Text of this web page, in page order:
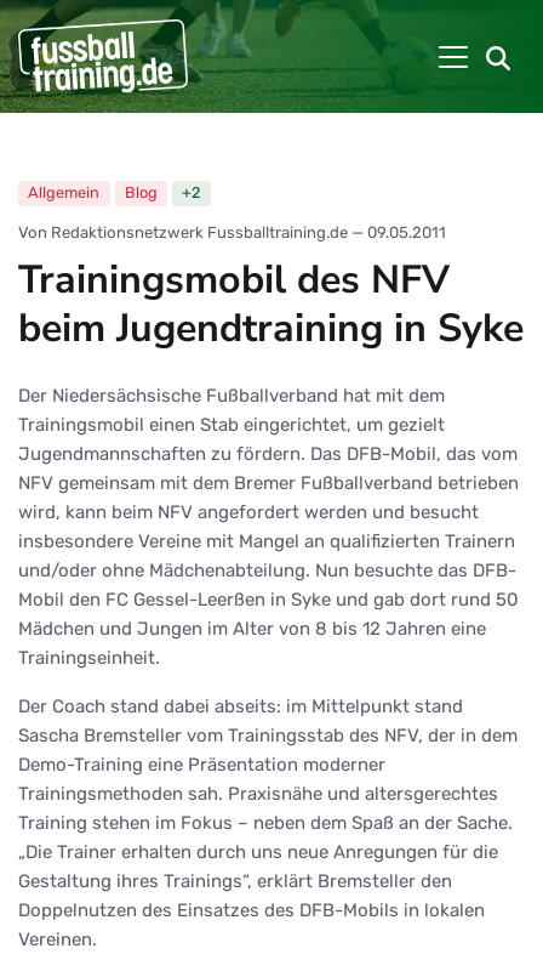
Allgemein Blog +2
Von Redaktionsnetzwerk Fussballtraining.de — 09.05.2011
Trainingsmobil des NFV
beim Jugendtraining in Syke
Der Niedersächsische Fußballverband hat mit dem
Trainingsmobil einen Stab eingerichtet, um gezielt
Jugendmannschaften zu fördern. Das DFB-Mobil, das vom
NFV gemeinsam mit dem Bremer Fußballverband betrieben
wird, kann beim NFV angefordert werden und besucht
insbesondere Vereine mit Mangel an qualifizierten Trainern
und/oder ohne Mädchenabteilung. Nun besuchte das DFB-
Mobil den FC Gessel-Leerßen in Syke und gab dort rund 50
Mädchen und Jungen im Alter von 8 bis 12 Jahren eine
Trainingseinheit.
Der Coach stand dabei abseits: im Mittelpunkt stand
Sascha Bremsteller vom Trainingsstab des NFV, der in dem
Demo-Training eine Präsentation moderner
Trainingsmethoden sah. Praxisnähe und altersgerechtes
Training stehen im Fokus – neben dem Spaß an der Sache.
„Die Trainer erhalten durch uns neue Anregungen für die
Gestaltung ihres Trainings“, erklärt Bremsteller den
Doppelnutzen des Einsatzes des DFB-Mobils in lokalen
Vereinen.